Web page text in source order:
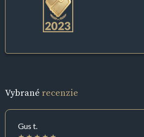
Vybrané recenzie
Gus t.